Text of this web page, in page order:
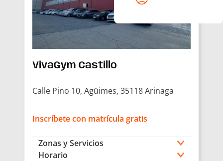
VivaGym Castillo
Calle Pino 10, Agüimes, 35118 Arinaga
Inscríbete con matrícula gratis
Zonas y Servicios
Horario